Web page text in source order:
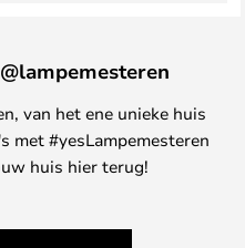
van het ene unieke huis
met #yesLampemesteren
huis hier terug!